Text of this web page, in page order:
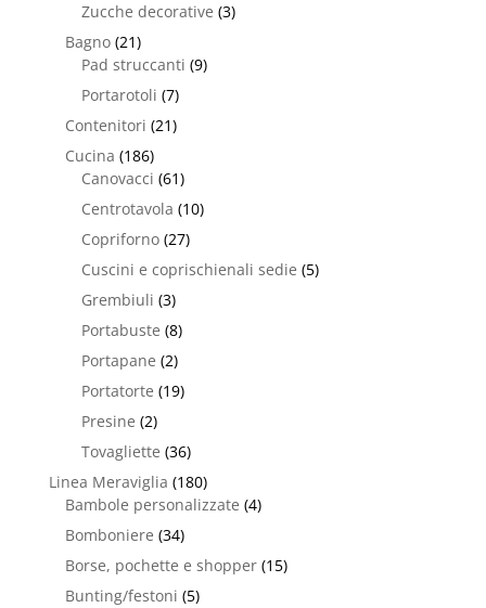
Zucche decorative (3)
Bagno (21)
Pad struccanti (9)
Portarotoli (7)
Contenitori (21)
Cucina (186)
Canovacci (61)
Centrotavola (10)
Copriforno (27)
Cuscini e coprischienali sedie (5)
Grembiuli (3)
Portabuste (8)
Portapane (2)
Portatorte (19)
Presine (2)
Tovagliette (36)
Linea Meraviglia (180)
Bambole personalizzate (4)
Bomboniere (34)
Borse, pochette e shopper (15)
Bunting/festoni (5)